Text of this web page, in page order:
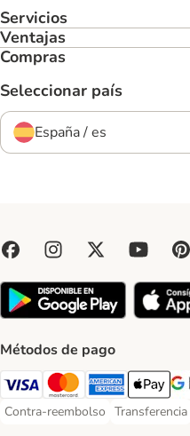
Servicios
Ventajas
Compras
Seleccionar país
España / es
Métodos de pago
Visa Payment Method
Mastercard Payment
AmericanApple Pay
Contra-reembolso
Contra-reembolso PaymentTransferencia